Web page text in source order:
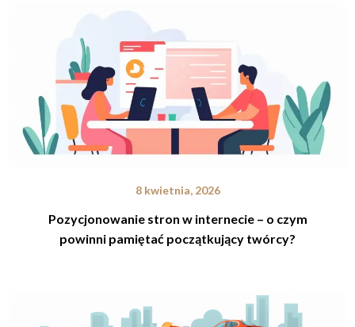
8 kwietnia, 2026
Pozycjonowanie stron w internecie – o czym
powinni pamiętać początkujący twórcy?